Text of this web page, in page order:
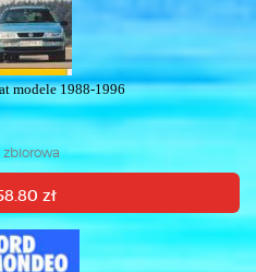
modele 1988-1996
zbiorowa
zł